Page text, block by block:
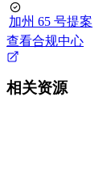
加州 65 号提案
查看合规中心
相关资源